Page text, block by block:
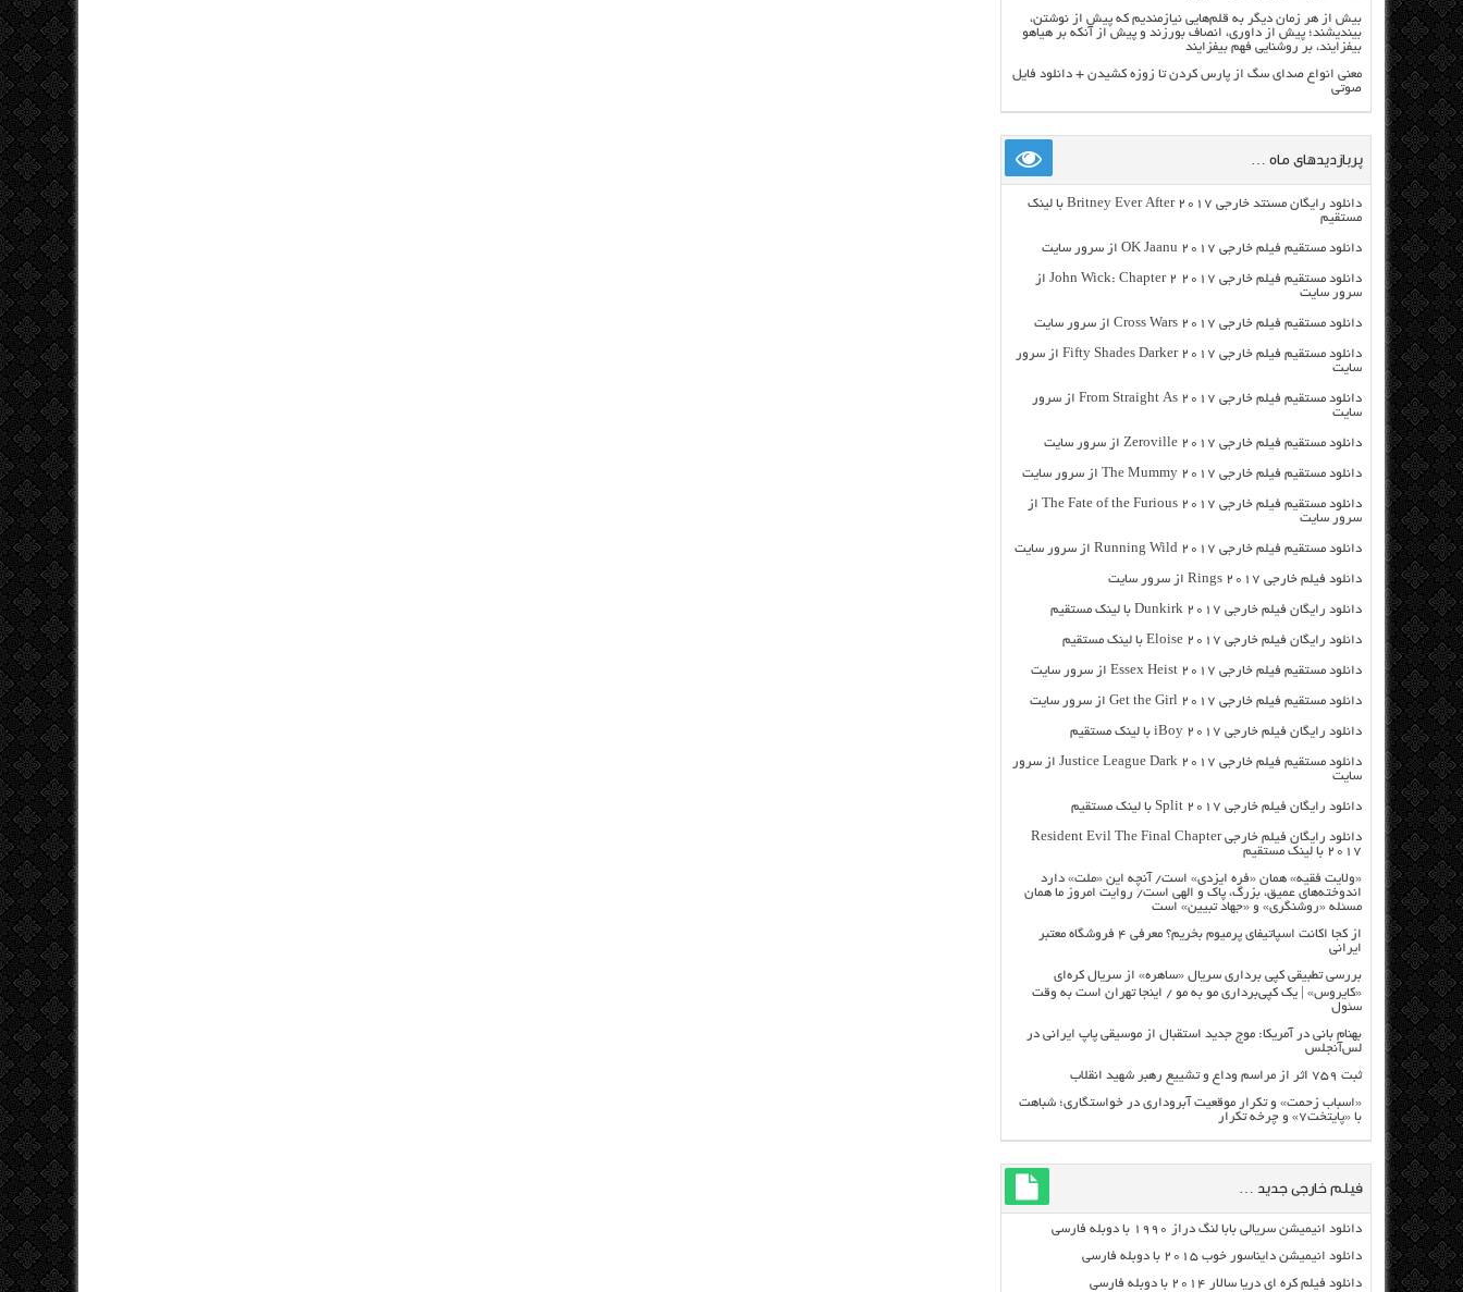
بیش از هر زمان دیگر به قلم‌هایی نیازمندیم که پیش از نوشتن،
بیندیشند؛ پیش از داوری، انصاف بورزند و پیش از آنکه بر هیاهو
بیفزایند، بر روشنایی فهم بیفزایند
معنی انواع صدای سگ از پارس کردن تا زوزه کشیدن + دانلود فایل
صوتی
پربازدیدهای ماه …
دانلود رایگان مسنتد خارجی Britney Ever After 2017 با لینک
مستقیم
دانلود مستقیم فیلم خارجی OK Jaanu 2017 از سرور سایت
دانلود مستقیم فیلم خارجی John Wick: Chapter 2 2017 از
سرور سایت
دانلود مستقیم فیلم خارجی Cross Wars 2017 از سرور سایت
دانلود مستقیم فیلم خارجی Fifty Shades Darker 2017 از سرور
سایت
دانلود مستقیم فیلم خارجی From Straight As 2017 از سرور
سایت
دانلود مستقیم فیلم خارجی Zeroville 2017 از سرور سایت
دانلود مستقیم فیلم خارجی The Mummy 2017 از سرور سایت
دانلود مستقیم فیلم خارجی The Fate of the Furious 2017 از
سرور سایت
دانلود مستقیم فیلم خارجی Running Wild 2017 از سرور سایت
دانلود فیلم خارجی Rings 2017 از سرور سایت
دانلود رایگان فیلم خارجی Dunkirk 2017 با لینک مستقیم
دانلود رایگان فیلم خارجی Eloise 2017 با لینک مستقیم
دانلود مستقیم فیلم خارجی Essex Heist 2017 از سرور سایت
دانلود مستقیم فیلم خارجی Get the Girl 2017 از سرور سایت
دانلود رایگان فیلم خارجی iBoy 2017 با لینک مستقیم
دانلود مستقیم فیلم خارجی Justice League Dark 2017 از سرور
سایت
دانلود رایگان فیلم خارجی Split 2017 با لینک مستقیم
دانلود رایگان فیلم خارجی Resident Evil The Final Chapter
2017 با لینک مستقیم
«ولایت فقیه» همان «فره ایزدی» است/ آنچه این «ملت» دارد
اندوخته‌های عمیق، بزرگ، پاک و الهی است/ روایت امروز ما همان
مسئله «روشنگری» و «جهاد تبیین» است
از کجا اکانت اسپاتیفای پرمیوم بخریم؟ معرفی ۴ فروشگاه معتبر
ایرانی
بررسی تطبیقی کپی برداری سریال «ساهره» از سریال کره‌ای
«کایروس» | یک کپی‌برداری مو به مو / اینجا تهران است به وقت
سئول
بهنام بانی در آمریکا: موج جدید استقبال از موسیقی پاپ ایرانی در
لس‌آنجلس
ثبت ۷۵۹ اثر از مراسم وداع و تشییع رهبر شهید انقلاب
«اسباب زحمت» و تکرار موقعیت آبروداری در خواستگاری؛ شباهت
با «پایتخت۷» و چرخه تکرار
فیلم خارجی جدید …
دانلود انیمیشن سریالی بابا لنگ دراز ۱۹۹۰ با دوبله فارسی
دانلود انیمیشن دایناسور خوب ۲۰۱۵ با دوبله فارسی
دانلود فیلم کره ای دریا سالار ۲۰۱۴ با دوبله فارسی